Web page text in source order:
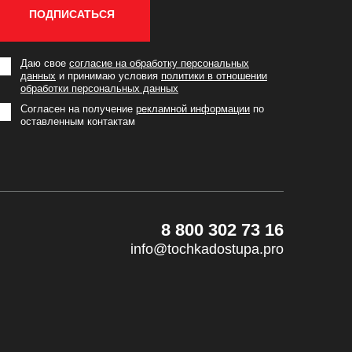
ПОДПИСАТЬСЯ
Даю свое согласие на обработку персональных
данных и принимаю условия политики в отношении
обработки персональных данных
Согласен на получение рекламной информации по
оставленным контактам
8 800 302 73 16
info@tochkadostupa.pro